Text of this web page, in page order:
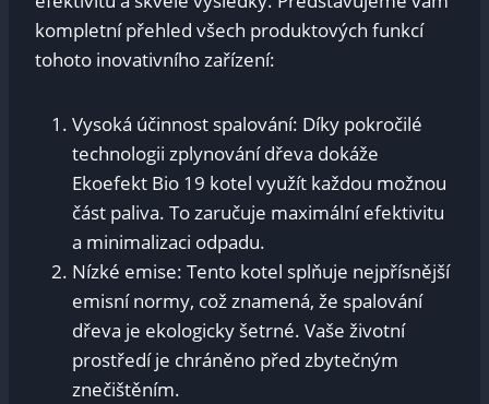
kompletní přehled všech produktových funkcí
tohoto inovativního zařízení:
Vysoká účinnost spalování: Díky pokročilé
technologii zplynování dřeva dokáže
Ekoefekt Bio 19 kotel využít každou možnou
část paliva. To zaručuje maximální efektivitu
a minimalizaci odpadu.
Nízké emise: Tento kotel splňuje nejpřísnější
emisní normy, což znamená, že spalování
dřeva je ekologicky šetrné. Vaše životní
prostředí je chráněno před zbytečným
znečištěním.